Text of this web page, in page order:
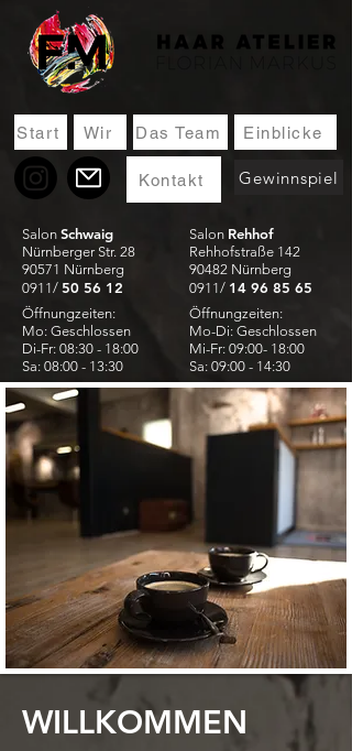
Start Wir Das Team
Kontakt
Einblicke
Gewinnspiel
Salon Schwaig
Nürnberger Str. 28
90571 Nürnberg
0911/ 50 56 12
Öffnungzeiten:
Mo: Geschlossen
Di-Fr: 08:30 - 18:00
Sa: 08:00 - 13:30
Salon Rehhof
Rehhofstraße 142
90482 Nürnberg
0911/ 14 96 85 65
Öffnungzeiten:
Mo-Di: Geschlossen
Mi-Fr: 09:00- 18:00
Sa: 09:00 - 14:30
WILLKOMMEN